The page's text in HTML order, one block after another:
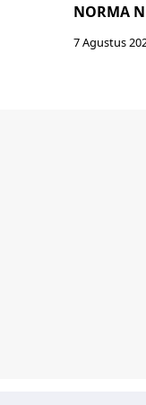
NORMA
7 Agustus